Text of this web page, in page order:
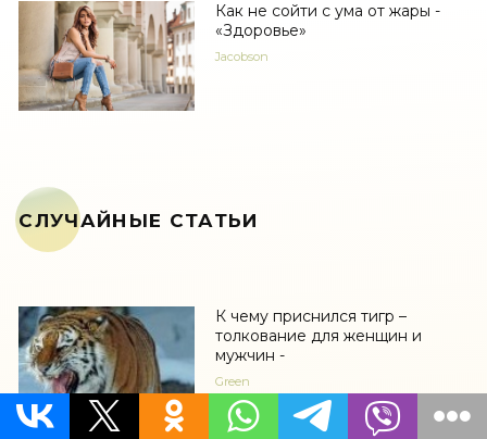
Как не сойти с ума от жары -
«Здоровье»
Jacobson
СЛУЧАЙНЫЕ СТАТЬИ
К чему приснился тигр –
толкование для женщин и
мужчин -
Green